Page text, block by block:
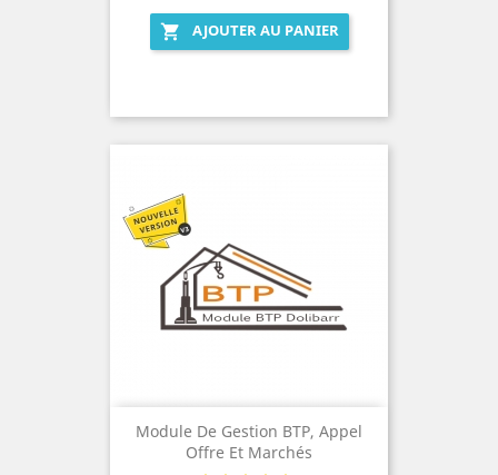
 AJOUTER AU PANIER
Module De Gestion BTP, Appel
Offre Et Marchés